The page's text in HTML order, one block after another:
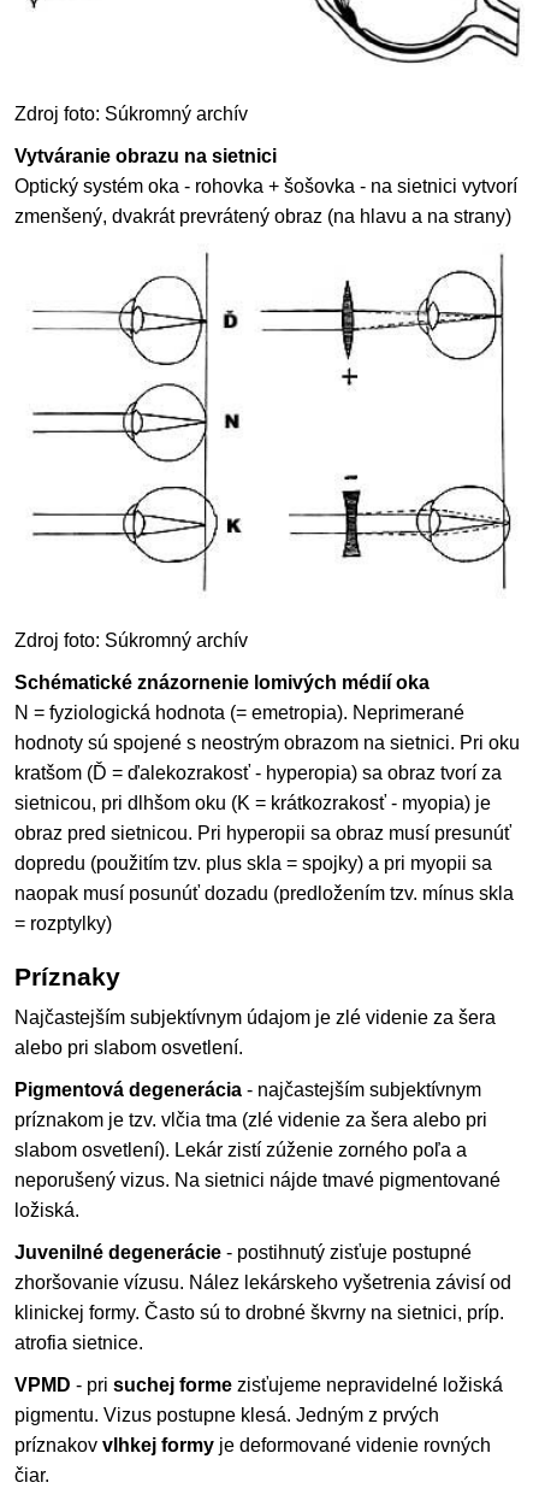
Zdroj foto: Súkromný archív
Vytváranie obrazu na sietnici
Optický systém oka - rohovka + šošovka - na sietnici vytvorí
zmenšený, dvakrát prevrátený obraz (na hlavu a na strany)
Zdroj foto: Súkromný archív
Schématické znázornenie lomivých médií oka
N = fyziologická hodnota (= emetropia). Neprimerané
hodnoty sú spojené s neostrým obrazom na sietnici. Pri oku
kratšom (Ď = ďalekozrakosť - hyperopia) sa obraz tvorí za
sietnicou, pri dlhšom oku (K = krátkozrakosť - myopia) je
obraz pred sietnicou. Pri hyperopii sa obraz musí presunúť
dopredu (použitím tzv. plus skla = spojky) a pri myopii sa
naopak musí posunúť dozadu (predložením tzv. mínus skla
= rozptylky)
Príznaky
Najčastejším subjektívnym údajom je zlé videnie za šera
alebo pri slabom osvetlení.
Pigmentová degenerácia - najčastejším subjektívnym
príznakom je tzv. vlčia tma (zlé videnie za šera alebo pri
slabom osvetlení). Lekár zistí zúženie zorného poľa a
neporušený vizus. Na sietnici nájde tmavé pigmentované
ložiská.
Juvenilné degenerácie - postihnutý zisťuje postupné
zhoršovanie vízusu. Nález lekárskeho vyšetrenia závisí od
klinickej formy. Často sú to drobné škvrny na sietnici, príp.
atrofia sietnice.
VPMD - pri suchej forme zisťujeme nepravidelné ložiská
pigmentu. Vizus postupne klesá. Jedným z prvých
príznakov vlhkej formy je deformované videnie rovných
čiar.